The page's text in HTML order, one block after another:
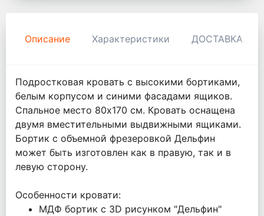
Описание Характеристики ДОСТАВКА И
Подростковая кровать с высокими бортиками,
белым корпусом и синими фасадами ящиков.
Спальное место 80х170 см. Кровать оснащена
двумя вместительными выдвижными ящиками.
Бортик с объемной фрезеровкой Дельфин
может быть изготовлен как в правую, так и в
левую сторону.
Особенности кровати:
МДФ бортик с 3D рисунком "Дельфин"